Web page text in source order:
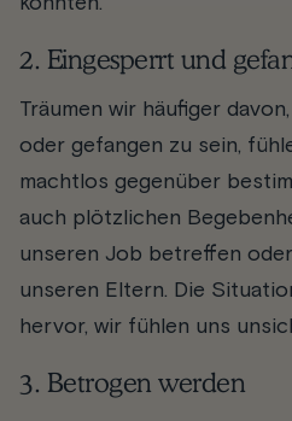
2. Eingesperrt und
Träumen wir häufiger
oder gefangen zu sein,
machtlos gegenüber
auch plötzlichen
unseren Job betreffen
unseren Eltern. Die
hervor, wir fühlen uns
3. Betrogen werden